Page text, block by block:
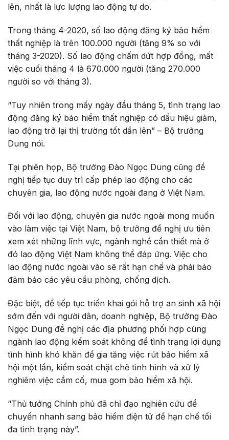
lên, nhất là lực lượng lao động tự do.
Trong tháng 4-2020, số lao động đăng ký bảo hiểm
thất nghiệp là trên 100.000 người (tăng 9% so với
tháng 3-2020). Số lao động chấm dứt hợp đồng, mất
việc cuối tháng 4 là 670.000 người (tăng 270.000
người so với tháng 3).
“Tuy nhiên trong mấy ngày đầu tháng 5, tình trạng lao
động đăng ký bảo hiểm thất nghiệp có dấu hiệu giảm,
lao động trở lại thị trường tốt dần lên” – Bộ trưởng
Dung nói.
Tại phiên họp, Bộ trưởng Đào Ngọc Dung cũng đề
nghị tiếp tục duy trì cấp phép lao động cho các
chuyên gia, lao động nước ngoài đang ở Việt Nam.
Đối với lao động, chuyên gia nước ngoài mong muốn
vào làm việc tại Việt Nam, bộ trưởng đề nghị ưu tiên
xem xét những lĩnh vực, ngành nghề cần thiết mà ở
đó lao động Việt Nam không thể đáp ứng. Việc cho
lao động nước ngoài vào sẽ rất hạn chế và phải bảo
đảm bảo các yêu cầu phòng, chống dịch.
Đặc biệt, để tiếp tục triển khai gói hỗ trợ an sinh xã hội
sớm đến với người dân, doanh nghiệp, Bộ trưởng Đào
Ngọc Dung đề nghị các địa phương phối hợp cùng
ngành lao động kiểm soát không để tình trạng lợi dụng
tình hình khó khăn để gia tăng việc rút bảo hiểm xã
hội một lần, kiểm soát chặt chẽ tình hình và xử lý
nghiêm việc cầm cố, mua gom bảo hiểm xã hội.
“Thủ tướng Chính phủ đã chỉ đạo nghiên cứu để
chuyển nhanh sang bảo hiểm điện tử để hạn chế tối
đa tình trạng này”.